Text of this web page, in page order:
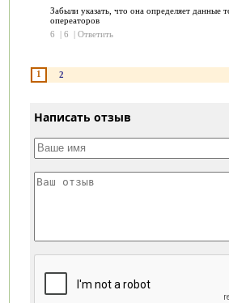
Забыли указать, что она определяет данные
опереаторов
6
| 6 | Ответить
1 2
Написать отзыв